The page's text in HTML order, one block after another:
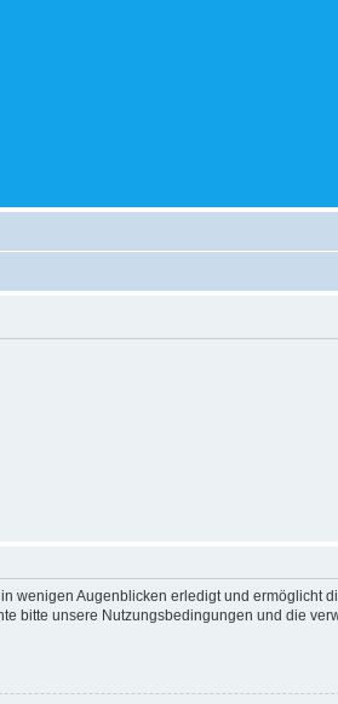
wenigen Augenblicken erledigt und ermöglicht
bitte unsere Nutzungsbedingungen und die